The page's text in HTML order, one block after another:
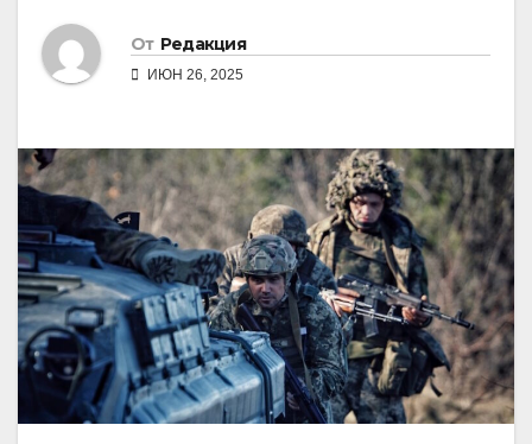
От Редакция
ИЮН 26, 2025